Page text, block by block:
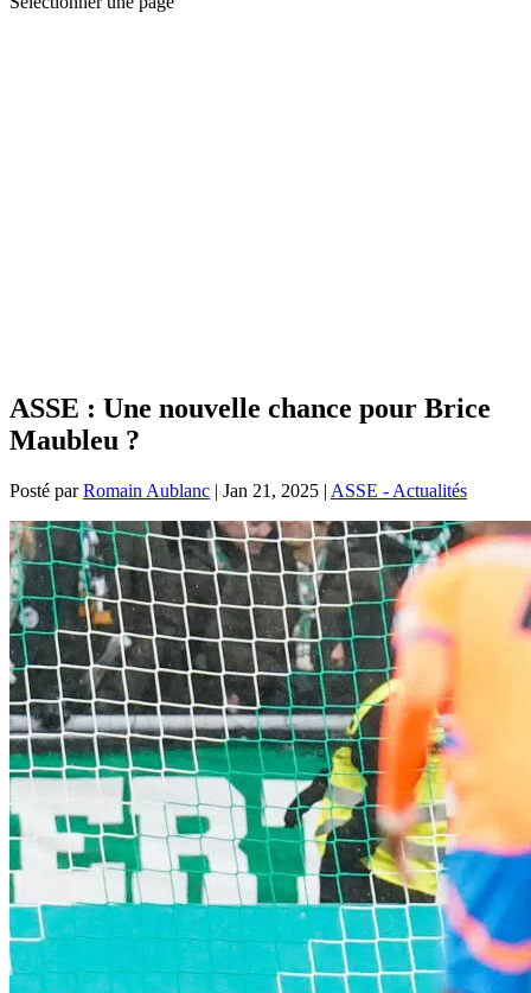
ASSE : Une nouvelle chance pour Brice
Maubleu ?
Posté parRomain Aublanc | Jan 21, 2025 | ASSE - Actualités